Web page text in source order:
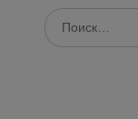
Поиск
по: